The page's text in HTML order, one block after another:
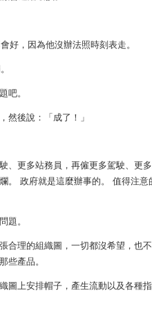
好，因為他沒辦法照時刻表走。
吧。
然後說：「成了！」
、更多站務員，再僱更多駕駛、
。 政府就是這麼辦事的。 值得注
題。
合理的組織圖，一切都沒希望，也
些產品。
圖上安排帽子，產生流動以及各種